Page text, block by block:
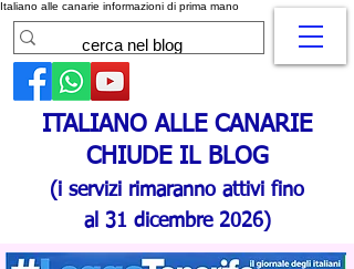
Italiano alle canarie informazioni di prima mano
ITALIANO ALLE CANARIE
CHIUDE IL BLOG
(i servizi rimaranno attivi fino
al 31 dicembre 2026)